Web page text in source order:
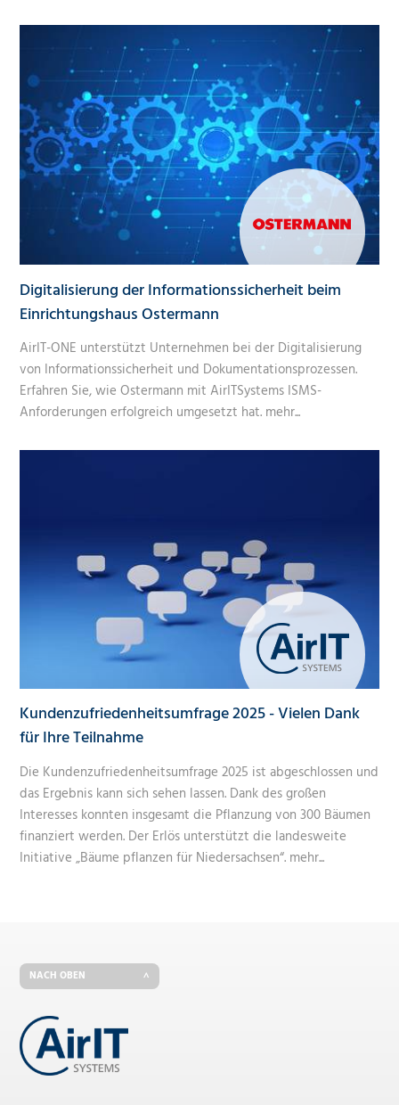
Digitalisierung der Informationssicherheit beim
Einrichtungshaus Ostermann
AirIT-ONE unterstützt Unternehmen bei der Digitalisierung
von Informationssicherheit und Dokumentationsprozessen.
Erfahren Sie, wie Ostermann mit AirITSystems ISMS-
Anforderungen erfolgreich umgesetzt hat. mehr...
Kundenzufriedenheitsumfrage 2025 - Vielen Dank
für Ihre Teilnahme
Die Kundenzufriedenheitsumfrage 2025 ist abgeschlossen und
das Ergebnis kann sich sehen lassen. Dank des großen
Interesses konnten insgesamt die Pflanzung von 300 Bäumen
finanziert werden. Der Erlös unterstützt die landesweite
Initiative „Bäume pflanzen für Niedersachsen“. mehr...
NACH OBEN